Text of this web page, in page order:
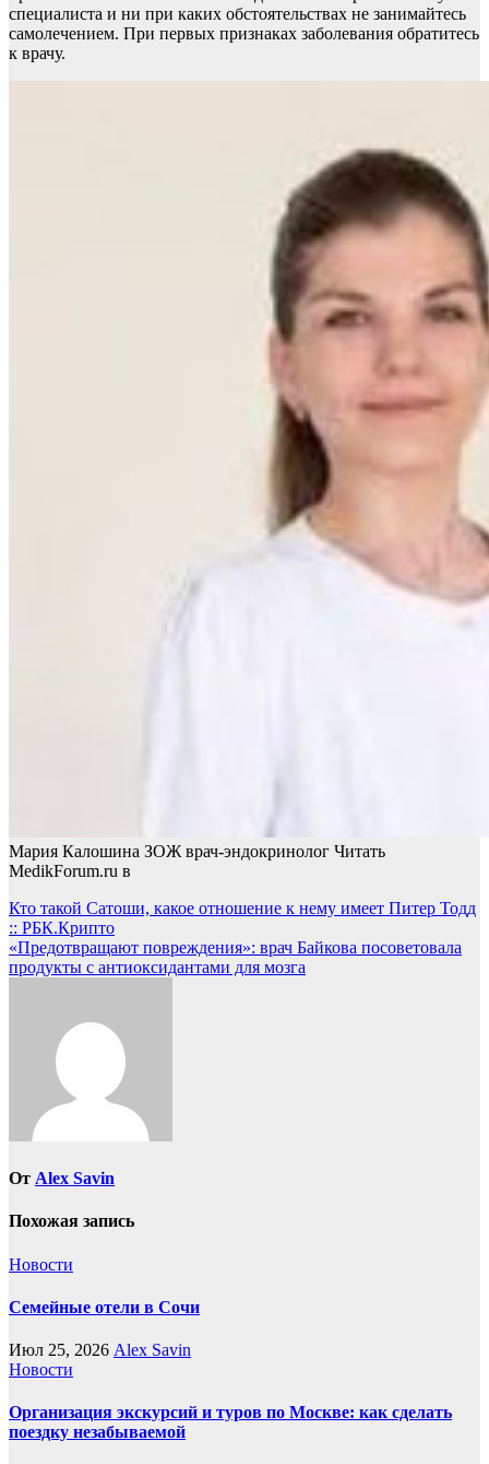
специалиста и ни при каких обстоятельствах не занимайтесь
самолечением. При первых признаках заболевания обратитесь
к врачу.
Мария Калошина ЗОЖ врач-эндокринолог Читать
MedikForum.ru в
Навигация
по
записям
Кто такой Сатоши, какое отношение к нему имеет Питер Тодд
:: РБК.Крипто
«Предотвращают повреждения»: врач Байкова посоветовала
продукты с антиоксидантами для мозга
От Alex Savin
Похожая запись
Новости
Семейные отели в Сочи
Июл 25, 2026 Alex Savin
Новости
Организация экскурсий и туров по Москве: как сделать
поездку незабываемой